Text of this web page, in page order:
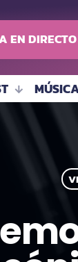
EN DIRECTO